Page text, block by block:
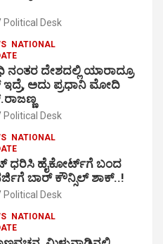
Political Desk
NATIONAL
ನಂತರ ದೇಶದಲ್ಲಿ ಯಾರಾದ್ರೂ
ಅದು ಪ್ರಧಾನಿ ಮೋದಿ
Political Desk
NATIONAL
ಧರಿಸಿ ಹೈಕೋರ್ಟ್​ಗೆ ಬಂದ
ಬಾರ್ ಕೌನ್ಸಿಲ್ ಶಾಕ್..!
Political Desk
NATIONAL